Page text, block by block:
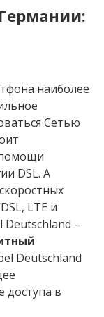
наиболее
Сетью
DSL. А
LTE и
Deutschland –
Deutschland
доступа в